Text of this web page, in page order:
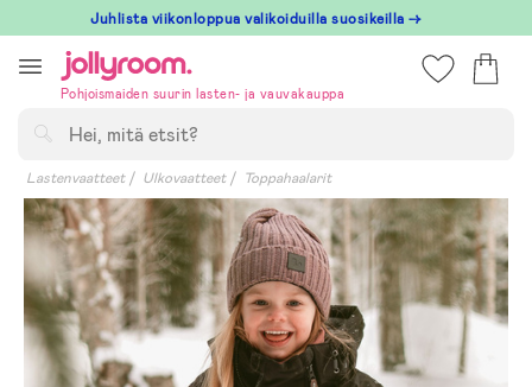
till
innehållet
Juhlista viikonloppua valikoiduilla suosikeilla →
Pohjoismaiden suurin lasten- ja vauvakauppa
Lastenvaatteet Ulkovaatteet Toppahaalarit